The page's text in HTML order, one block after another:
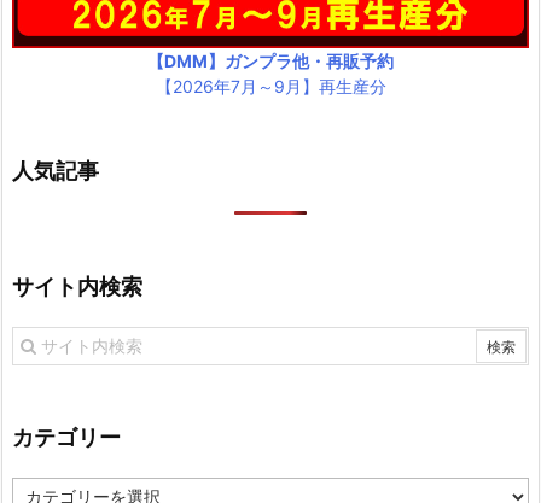
【DMM】ガンプラ他・再販予約
【2026年7月～9月】再生産分
人気記事
サイト内検索
カテゴリー